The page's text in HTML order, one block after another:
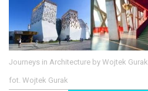
Journeys in Architecture by Wojtek Gurak
fot. Wojtek Gurak